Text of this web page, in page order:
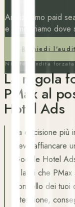
Analizziamo paid
e ti mostriamo dove
Richiedi
Niente vendita forzata
La regola
PMax al
Hotel Ads
La decisione
deve affiancare
Google Hotel
e lasci che
controllo dei
intenzione,